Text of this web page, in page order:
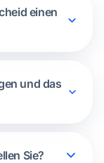
einen
und das
Sie?